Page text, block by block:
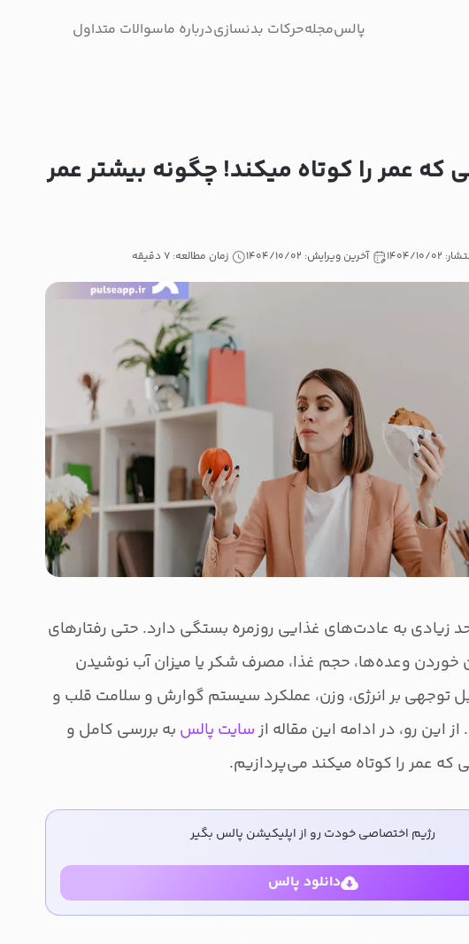
پالسمجلهحرکات بدنسازیدرباره ماسوالات متداول
که عمر را کوتاه میکند! چگونه بیشتر عمر
۱۴۰۴/۱۰/۰۲ آخرین ویرایش: ۱۴۰۴/۱۰/۰۲ زمان مطالعه: ۷ دقیقه
زیادی به عادت‌های غذایی روزمره بستگی دارد. حتی رفتارهای
خوردن وعده‌ها، حجم غذا، مصرف شکر یا میزان آب نوشیدن
توجهی بر انرژی، وزن، عملکرد سیستم گوارش و سلامت قلب و
این رو، در ادامه این مقاله ازسایت پالس به بررسی کامل و
که عمر را کوتاه میکند می‌پردازیم.
رژیم اختصاصی خودت رو از اپلیکیشن پالس بگیر
دانلود پالس